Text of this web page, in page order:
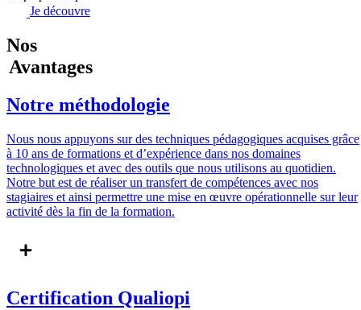
Je découvre
Nos
Avantages
Notre méthodologie
Nous nous appuyons sur des techniques pédagogiques acquises grâce
à 10 ans de formations et d’expérience dans nos domaines
technologiques et avec des outils que nous utilisons au quotidien.
Notre but est de réaliser un transfert de compétences avec nos
stagiaires et ainsi permettre une mise en œuvre opérationnelle sur leur
activité dès la fin de la formation.
Certification Qualiopi